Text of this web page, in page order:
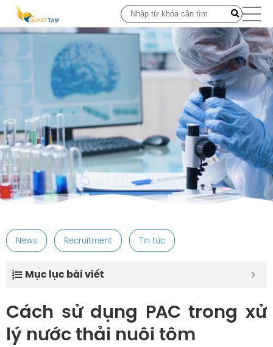
post
News Recruitment Tin tức
Mục lục bài viết
Cách sử dụng PAC trong xử
lý nước thải nuôi tôm